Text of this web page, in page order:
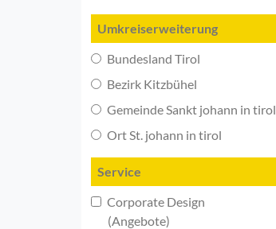
Umkreiserweiterung
Bundesland Tirol
Bezirk Kitzbühel
Gemeinde Sankt johann in tirol
Ort St. johann in tirol
Service
Corporate Design
(Angebote)